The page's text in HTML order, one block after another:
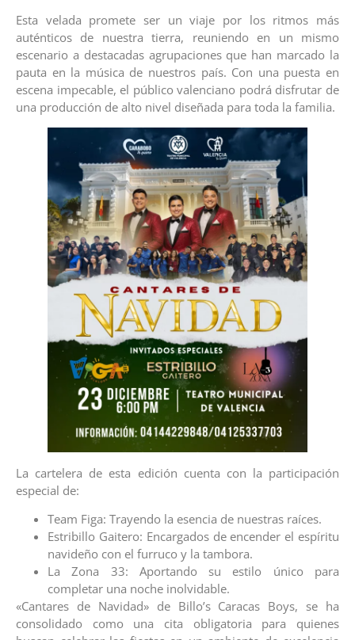
Esta velada promete ser un viaje por los ritmos más
auténticos de nuestra tierra, reuniendo en un mismo
escenario a destacadas agrupaciones que han marcado la
pauta en la música de nuestros país. Con una puesta en
escena impecable, el público valenciano podrá disfrutar de
una producción de alto nivel diseñada para toda la familia.
La cartelera de esta edición cuenta con la participación
especial de:
Team Figa: Trayendo la esencia de nuestras raíces.
Estribillo Gaitero: Encargados de encender el espíritu
navideño con el furruco y la tambora.
La Zona 33: Aportando su estilo único para
completar una noche inolvidable.
«Cantares de Navidad» de Billo’s Caracas Boys, se ha
consolidado como una cita obligatoria para quienes